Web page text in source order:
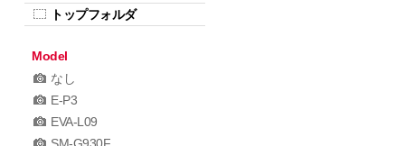
トップフォルダ
Model
なし
E-P3
EVA-L09